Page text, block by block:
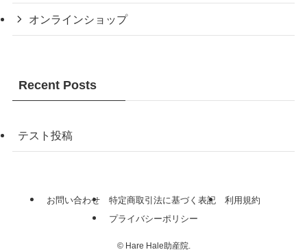
オンラインショップ
Recent Posts
テスト投稿
お問い合わせ 特定商取引法に基づく表記
利用規約
プライバシーポリシー
©Hare Hale助産院.